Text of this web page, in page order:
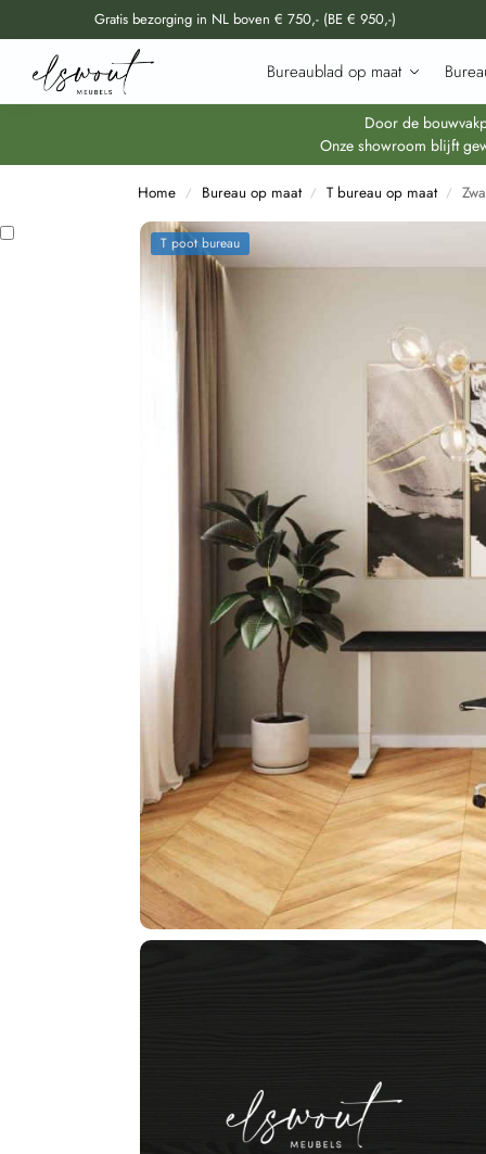
Gratis bezorging in NL boven € 750,- (BE € 950,-)
Bureaublad op maat
Doorzoek al onze producten
Door de
Onze showroom blijft
Home / Bureau op maat / T bureau op maat /
T poot bureau